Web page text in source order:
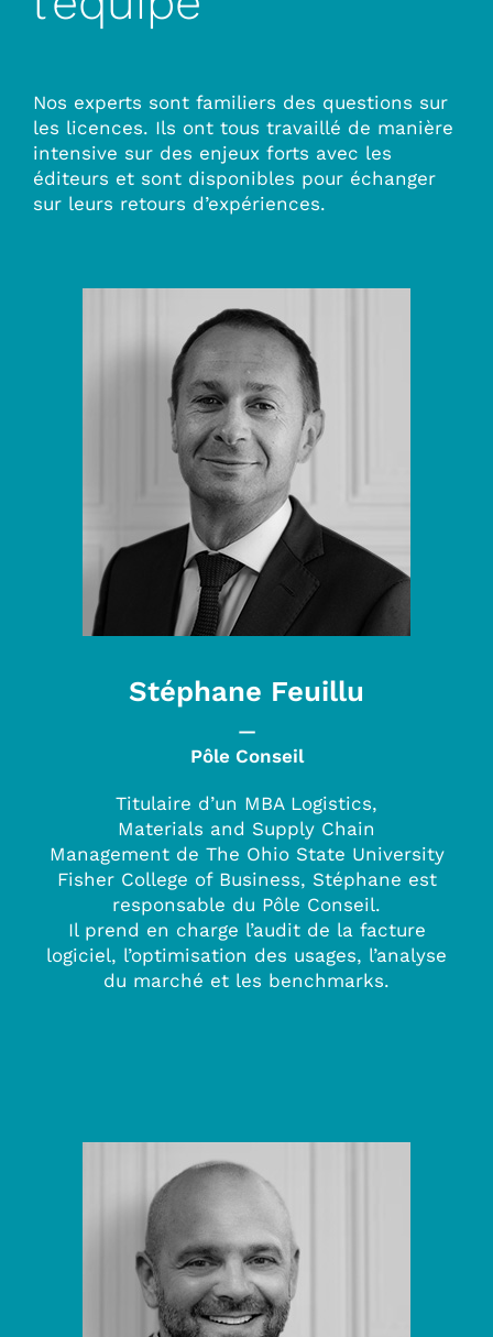
Nos experts sont familiers des questions sur
les licences. Ils ont tous travaillé de manière
intensive sur des enjeux forts avec les
éditeurs et sont disponibles pour échanger
sur leurs retours d’expériences.
Stéphane Feuillu
—
Pôle Conseil
Titulaire d’un MBA Logistics,
Materials and Supply Chain
Management de The Ohio State University
Fisher College of Business, Stéphane est
responsable du Pôle Conseil.
Il prend en charge l’audit de la facture
logiciel, l’optimisation des usages, l’analyse
du marché et les benchmarks.